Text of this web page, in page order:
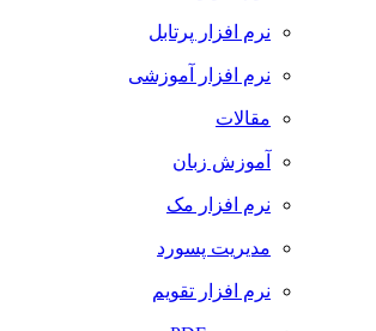
نرم افزار پرتابل
نرم افزار آموزشی
مقالات
آموزش زبان
نرم افزار مک
مدیریت پسورد
نرم افزار تقویم